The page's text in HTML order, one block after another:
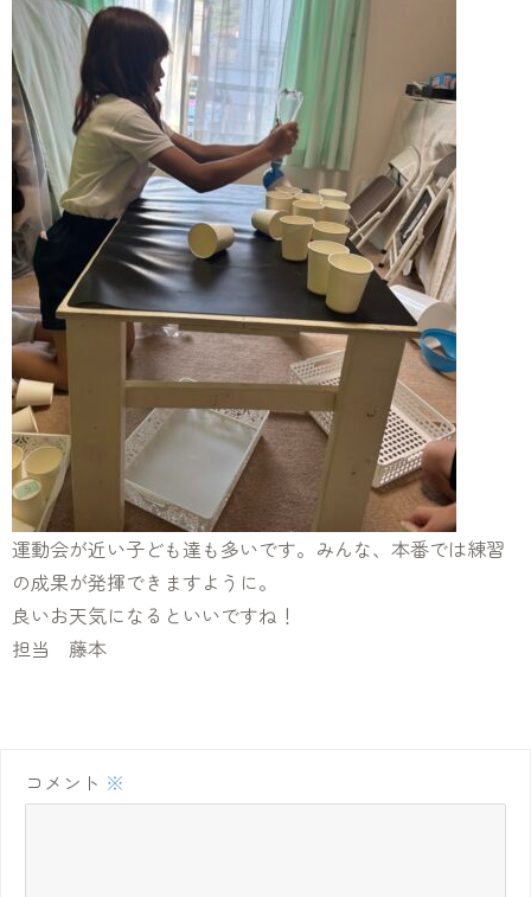
運動会が近い子ども達も多いです。みんな、本番では練習
の成果が発揮できますように。
良いお天気になるといいですね！
担当 藤本
コメント ※